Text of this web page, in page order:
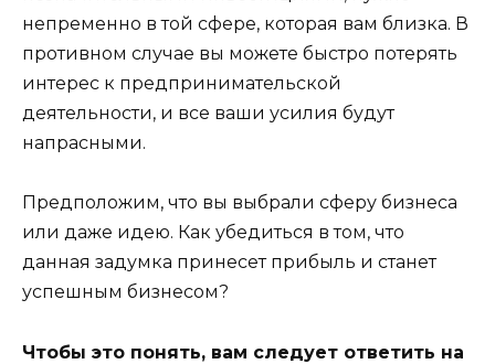
непременно в той сфере, которая вам близка. В
противном случае вы можете быстро потерять
интерес к предпринимательской
деятельности, и все ваши усилия будут
напрасными.
Предположим, что вы выбрали сферу бизнеса
или даже идею. Как убедиться в том, что
данная задумка принесет прибыль и станет
успешным бизнесом?
Чтобы это понять, вам следует ответить на